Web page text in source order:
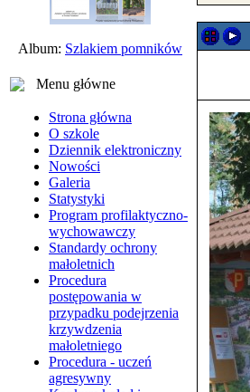
Album: Szlakiem pomników
Menu główne
Strona główna
O szkole
Dziennik elektroniczny
Nowości
Galeria
Statystyki
Program profilaktyczno-
wychowawczy
Standardy ochrony
małoletnich
Procedura
postępowania w
przypadku podejrzenia
krzywdzenia
małoletniego
Procedura - uczeń
agresywny